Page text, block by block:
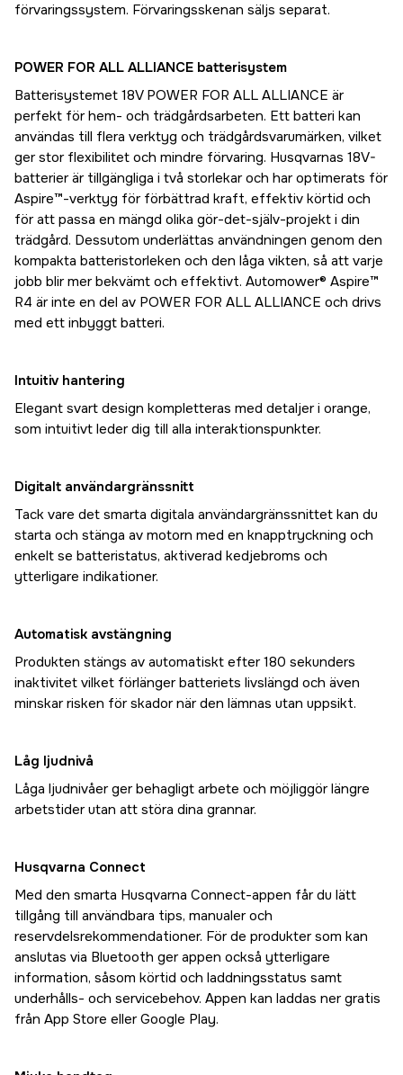
förvaringssystem. Förvaringsskenan säljs separat.
POWER FOR ALL ALLIANCE batterisystem
Batterisystemet 18V POWER FOR ALL ALLIANCE är
perfekt för hem- och trädgårdsarbeten. Ett batteri kan
användas till flera verktyg och trädgårdsvarumärken, vilket
ger stor flexibilitet och mindre förvaring. Husqvarnas 18V-
batterier är tillgängliga i två storlekar och har optimerats för
Aspire™-verktyg för förbättrad kraft, effektiv körtid och
för att passa en mängd olika gör-det-själv-projekt i din
trädgård. Dessutom underlättas användningen genom den
kompakta batteristorleken och den låga vikten, så att varje
jobb blir mer bekvämt och effektivt. Automower® Aspire™
R4 är inte en del av POWER FOR ALL ALLIANCE och drivs
med ett inbyggt batteri.
Intuitiv hantering
Elegant svart design kompletteras med detaljer i orange,
som intuitivt leder dig till alla interaktionspunkter.
Digitalt användargränssnitt
Tack vare det smarta digitala användargränssnittet kan du
starta och stänga av motorn med en knapptryckning och
enkelt se batteristatus, aktiverad kedjebroms och
ytterligare indikationer.
Automatisk avstängning
Produkten stängs av automatiskt efter 180 sekunders
inaktivitet vilket förlänger batteriets livslängd och även
minskar risken för skador när den lämnas utan uppsikt.
Låg ljudnivå
Låga ljudnivåer ger behagligt arbete och möjliggör längre
arbetstider utan att störa dina grannar.
Husqvarna Connect
Med den smarta Husqvarna Connect-appen får du lätt
tillgång till användbara tips, manualer och
reservdelsrekommendationer. För de produkter som kan
anslutas via Bluetooth ger appen också ytterligare
information, såsom körtid och laddningsstatus samt
underhålls- och servicebehov. Appen kan laddas ner gratis
från App Store eller Google Play.